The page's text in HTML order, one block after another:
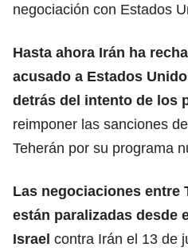
negociación con Estados
Hasta ahora Irán ha
acusado a Estados
detrás del intento de los
reimponer las sanciones
Teherán por su programa
Las negociaciones entre
están paralizadas desde
Israel contra Irán el 13 de